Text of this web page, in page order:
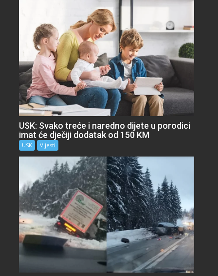
USK: Svako treće i naredno dijete u porodici
imat će dječiji dodatak od 150 KM
USK Vijesti